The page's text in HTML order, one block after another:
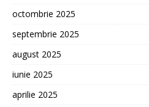
octombrie 2025
septembrie 2025
august 2025
iunie 2025
aprilie 2025